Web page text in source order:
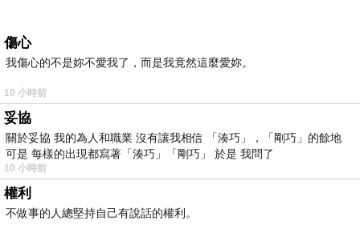
傷心
我傷心的不是妳不愛我了，而是我竟然這麼愛妳。
10 小時前
妥協
關於妥協 我的為人和職業 沒有讓我相信 「湊巧」，「剛巧」的餘地
可是 每樣的出現都寫著「湊巧」「剛巧」 於是 我問了
10 小時前
權利
不做事的人總堅持自己有說話的權利。